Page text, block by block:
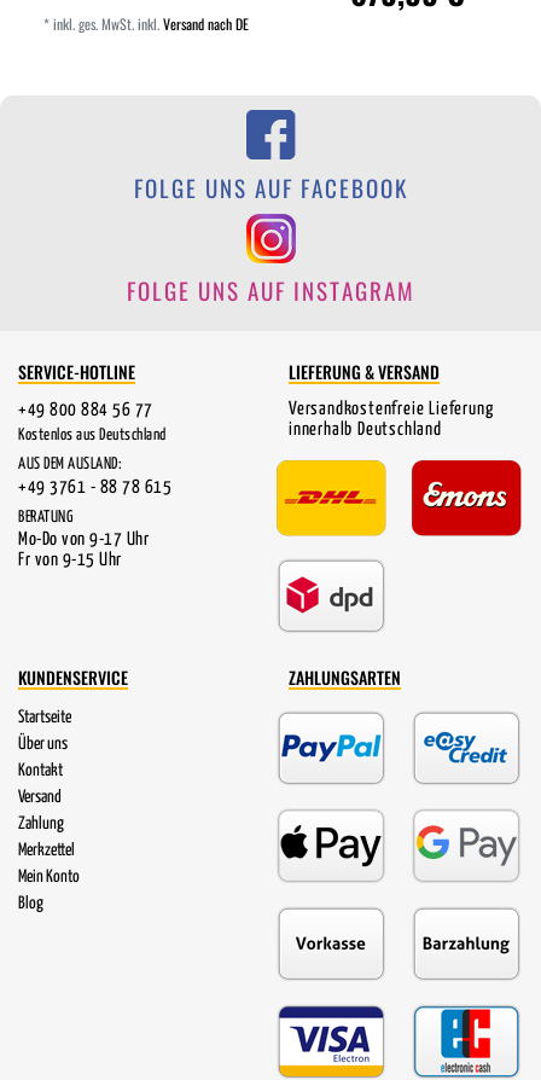
*inkl. ges. MwSt.inkl.Versand nach DE
FOLGE UNS AUF FACEBOOK
FOLGE UNS AUF INSTAGRAM
SERVICE-HOTLINE
+49 800 884 56 77
Kostenlos aus Deutschland
AUS DEM AUSLAND:
+49 3761 - 88 78 615
BERATUNG
Mo-Do von 9-17 Uhr
Fr von 9-15 Uhr
LIEFERUNG & VERSAND
Versandkostenfreie Lieferung
innerhalb Deutschland
KUNDENSERVICE
Startseite
Über uns
Kontakt
Versand
Zahlung
Merkzettel
Mein Konto
Blog
ZAHLUNGSARTEN